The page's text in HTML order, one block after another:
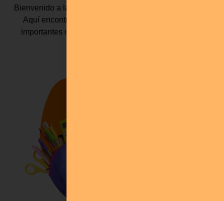
Bienvenido a la sección de Noticias de nuestro colegio.
Aquí encontrarás las últimas novedades y eventos
importantes que tienen lugar en nuestra comunidad